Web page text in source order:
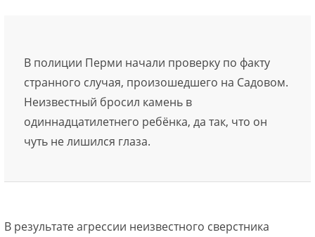
В полиции Перми начали проверку по факту
странного случая, произошедшего на Садовом.
Неизвестный бросил камень в
одиннадцатилетнего ребёнка, да так, что он
чуть не лишился глаза.
В результате агрессии неизвестного сверстника